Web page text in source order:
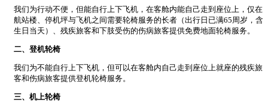
我们为行动不便，但能自行上下飞机，在客舱内能自己走到座位上，仅在
航站楼、停机坪与飞机之间需要轮椅服务的长者（出行日已满65周岁，含
生日当天）、残疾旅客和下肢受伤的伤病旅客提供免费地面轮椅服务。
二、登机轮椅
我们为不能自行上下飞机，但可以在客舱内自己走到座位上就座的残疾旅
客和伤病旅客提供登机轮椅服务。
三、机上轮椅